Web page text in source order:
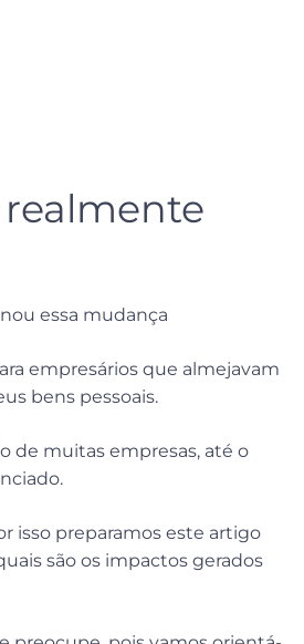
essa mudança
empresários que almejavam
bens pessoais.
de muitas empresas, até o
isso preparamos este artigo
são os impactos gerados